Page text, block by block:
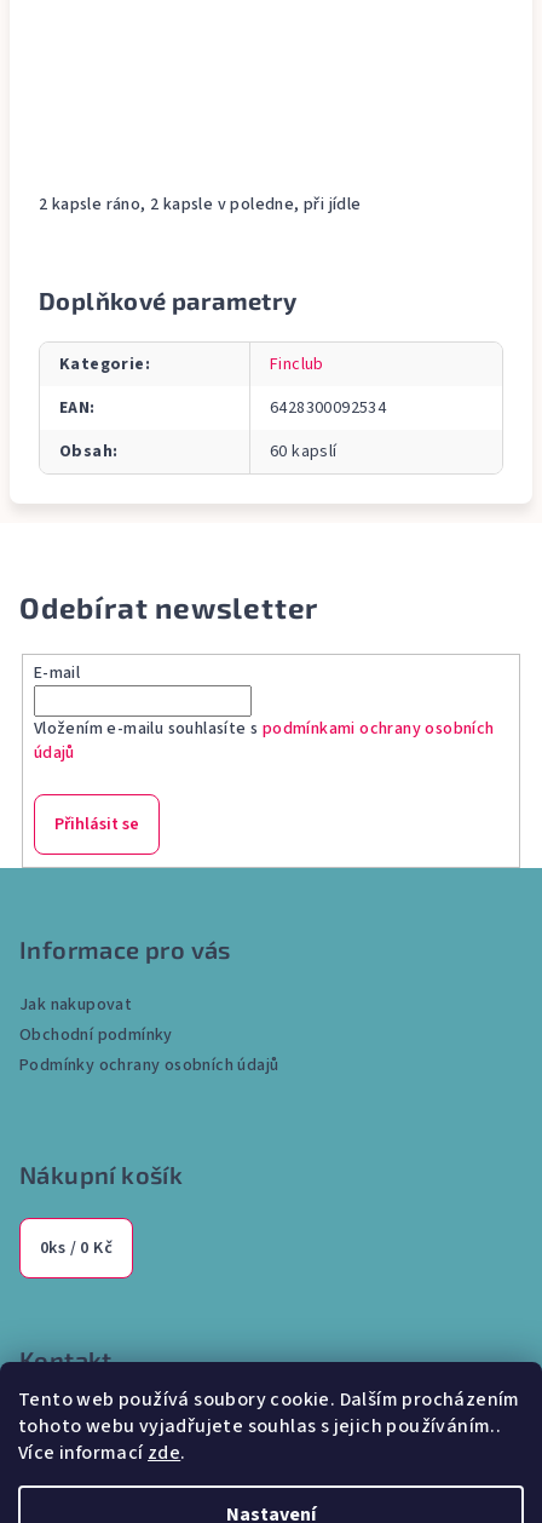
Tento web používá soubory cookie. Dalším procházením
tohoto webu vyjadřujete souhlas s jejich používáním..
Více informacízde.
Nastavení
2 kapsle ráno, 2 kapsle v poledne, při jídle
Doplňkové parametry
Kategorie:
Finclub
EAN:
6428300092534
Obsah: 60 kapslí
Odebírat newsletter
E-mail
Vložením e-mailu souhlasíte s podmínkami ochrany osobních
údajů
Přihlásit se
Informace pro vás
Jak nakupovat
Obchodní podmínky
Podmínky ochrany osobních údajů
Nákupní košík
0ks / 0 Kč
Kontakt
info @internetparfem.cz
603 100 829